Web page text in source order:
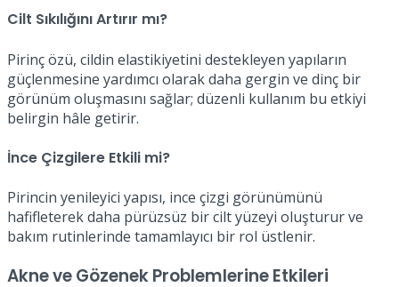
Cilt Sıkılığını Artırır mı?
Pirinç özü, cildin elastikiyetini destekleyen yapıların
güçlenmesine yardımcı olarak daha gergin ve dinç bir
görünüm oluşmasını sağlar; düzenli kullanım bu etkiyi
belirgin hâle getirir.
İnce Çizgilere Etkili mi?
Pirincin yenileyici yapısı, ince çizgi görünümünü
hafifleterek daha pürüzsüz bir cilt yüzeyi oluşturur ve
bakım rutinlerinde tamamlayıcı bir rol üstlenir.
Akne ve Gözenek Problemlerine Etkileri